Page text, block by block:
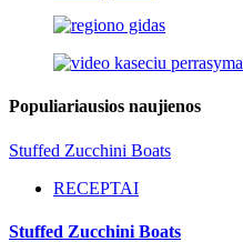
Populiariausios naujienos
Stuffed Zucchini Boats
RECEPTAI
Stuffed Zucchini Boats